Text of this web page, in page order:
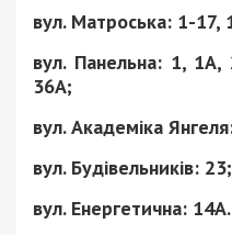
вул. Матроська: 1-17,
вул. Панельна: 1,
36А;
вул. Академіка
вул. Будівельників: 23;
вул. Енергетична: 14А.